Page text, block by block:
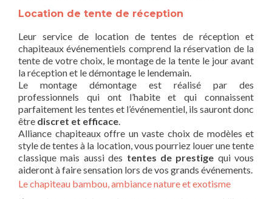
Location de tente de réception
Leur service de location de tentes de réception et
chapiteaux événementiels comprend la réservation de la
tente de votre choix, le montage de la tente le jour avant
la réception et le démontage le lendemain.
Le montage démontage est réalisé par des
professionnels qui ont l’habite et qui connaissent
parfaitement les tentes et l’événementiel, ils sauront donc
être discret et efficace.
Alliance chapiteaux offre un vaste choix de modèles et
style de tentes à la location, vous pourriez louer une tente
classique mais aussi des tentes de prestige qui vous
aideront à faire sensation lors de vos grands événements.
Le chapiteau bambou, ambiance nature et exotisme